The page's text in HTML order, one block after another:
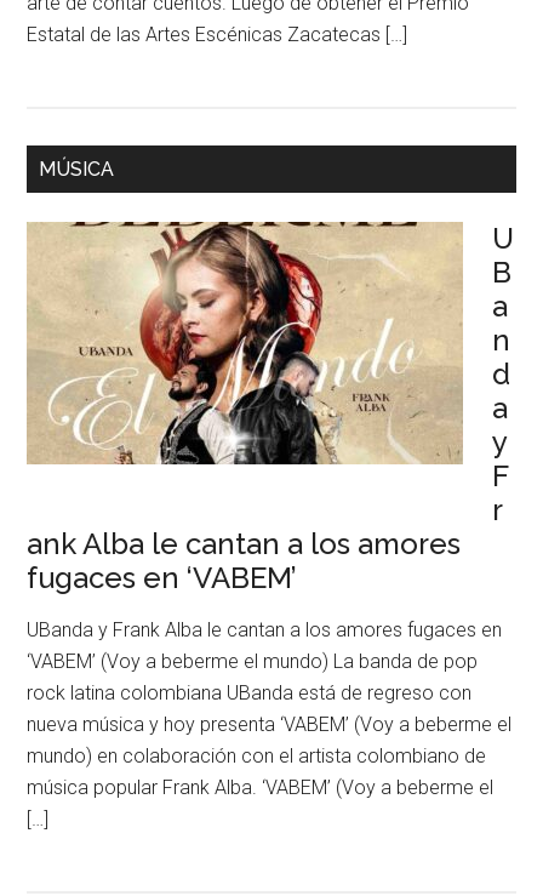
Estatal de las Artes Escénicas Zacatecas […]
MÚSICA
U
B
a
n
d
a
y
F
r
ank Alba le cantan a los amores
fugaces en ‘VABEM’
UBanda y Frank Alba le cantan a los amores fugaces en
‘VABEM’ (Voy a beberme el mundo) La banda de pop
rock latina colombiana UBanda está de regreso con
nueva música y hoy presenta ‘VABEM’ (Voy a beberme el
mundo) en colaboración con el artista colombiano de
música popular Frank Alba. ‘VABEM’ (Voy a beberme el
[…]